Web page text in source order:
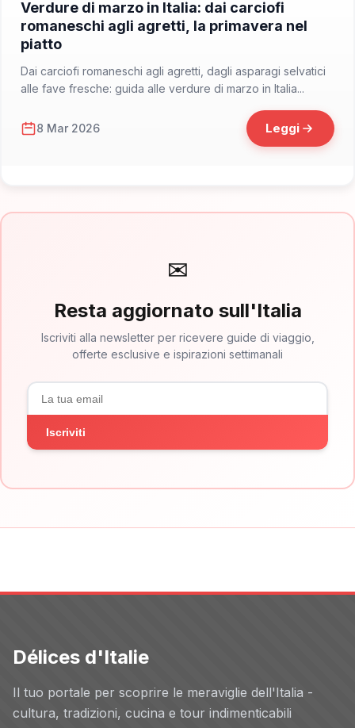
Verdure di marzo in Italia: dai carciofi
romaneschi agli agretti, la primavera nel
piatto
Dai carciofi romaneschi agli agretti, dagli asparagi selvatici
alle fave fresche: guida alle verdure di marzo in Italia...
8 Mar 2026 Leggi
✉
Resta aggiornato sull'Italia
Iscriviti alla newsletter per ricevere guide di viaggio,
offerte esclusive e ispirazioni settimanali
Iscriviti
Délices d'Italie
Il tuo portale per scoprire le meraviglie dell'Italia -
cultura, tradizioni, cucina e tour indimenticabili